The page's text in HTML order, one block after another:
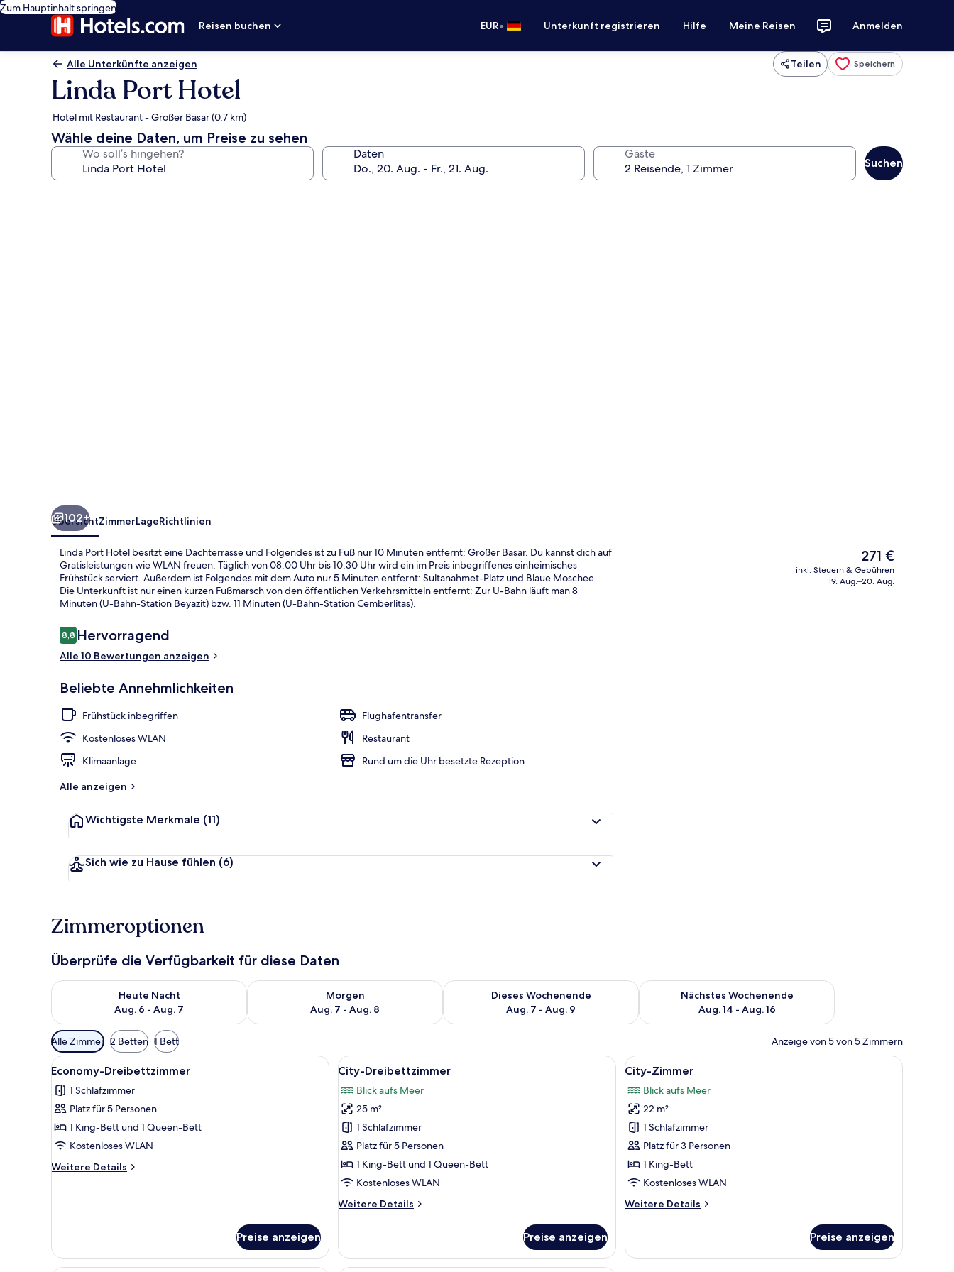
Zum Hauptinhalt springen
Reisen buchen
EUR• Unterkunft registrieren Hilfe Meine Reisen Anmelden
Alle Unterkünfte anzeigen Teilen Speichern
Linda Port Hotel
Hotel mit Restaurant - Großer Basar (0,7 km)
Wähle deine Daten, um Preise zu sehen
Wo soll’s hingehen? Daten Gäste
Suchen
102+
ÜbersichtZimmerLageRichtlinien
Linda Port Hotel besitzt eine Dachterrasse und Folgendes ist zu Fuß nur 10 Minuten entfernt: Großer Basar. Du kannst dich auf
Gratisleistungen wie WLAN freuen. Täglich von 08:00 Uhr bis 10:30 Uhr wird ein im Preis inbegriffenes einheimisches
Frühstück serviert. Außerdem ist Folgendes mit dem Auto nur 5 Minuten entfernt: Sultanahmet-Platz und Blaue Moschee.
Die Unterkunft ist nur einen kurzen Fußmarsch von den öffentlichen Verkehrsmitteln entfernt: Zur U-Bahn läuft man 8
Minuten (U-Bahn-Station Beyazit) bzw. 11 Minuten (U-Bahn-Station Cemberlitas).
Bewertungen
8,88,8 von 10.
Hervorragend
Alle 10 Bewertungen anzeigen
Beliebte Annehmlichkeiten
Frühstück inbegriffen
Flughafentransfer
Kostenloses WLAN
Restaurant
Klimaanlage
Rund um die Uhr besetzte Rezeption
Alle anzeigen
Wichtigste Merkmale (11)
Sich wie zu Hause fühlen (6)
Der
aktuelle
Preis
271 €
inkl. Steuern & Gebühren
19. Aug.–20. Aug.
Zimmeroptionen
Überprüfe die Verfügbarkeit für diese Daten
Heute Nacht
Aug. 6 - Aug. 7
Überprüfe die Verfügbarkeit für heute Nacht, Aug. 6 - Aug. 7.
Morgen
Aug. 7 - Aug. 8
Überprüfe die Verfügbarkeit für morgen, Aug. 7 - Aug. 8.
Dieses Wochenende
Aug. 7 - Aug. 9
Überprüfe die Verfügbarkeit für dieses Wochenende, Aug. 7 - Aug. 9.
Nächstes Wochenende
Aug. 14 - Aug. 16
Überprüfe die Verfügbarkeit für nächstes Wochenende, Aug.
Verfügbare
Filter
für
Zimmer
Alle Zimmer 2 Betten 1 Bett Anzeige von 5 von 5 Zimmern
Alle
Fotos
für
Economy-
Dreibettzimmer
anzeigen
Ein modernes Hotelzimmer mit einem Flachbildfernseher, einem kleinen Schreibtisch mit einem Laptop, einer Zimmerpflanze und einem Bett mit ordentlich gefalteten Handtüchern.
15
Economy-Dreibettzimmer
1 Schlafzimmer
Platz für 5 Personen
1 King-Bett und 1 Queen-Bett
Kostenloses WLAN
Weitere Details
Weitere
Preise anzeigen
Alle
Fotos
für
City-
Dreibettzimmer
anzeigen
Ein Hotelzimmer mit zwei Betten, einem großen Fenster mit Blick auf die Stadt und moderner Einrichtung.
14
City-Dreibettzimmer
Blick aufs Meer
25 m²
1 Schlafzimmer
Platz für 5 Personen
1 King-Bett und 1 Queen-Bett
Kostenloses WLAN
Weitere Details
Weitere
Dreibettzimmer
Preise anzeigen
Alle
Fotos
für
City-
Zimmer
anzeigen
Ein Hotelzimmer mit Bett, großem Fenster
11
City-Zimmer
Blick aufs Meer
22 m²
1 Schlafzimmer
Platz für 3 Personen
1 King-Bett
Kostenloses WLAN
Weitere Details
Weitere
Zimmer
Preise anzeigen